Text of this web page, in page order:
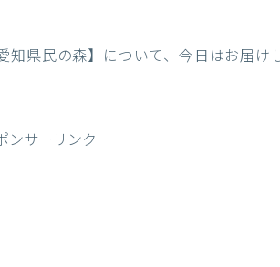
県民の森】について、今日はお届け
ンサーリンク